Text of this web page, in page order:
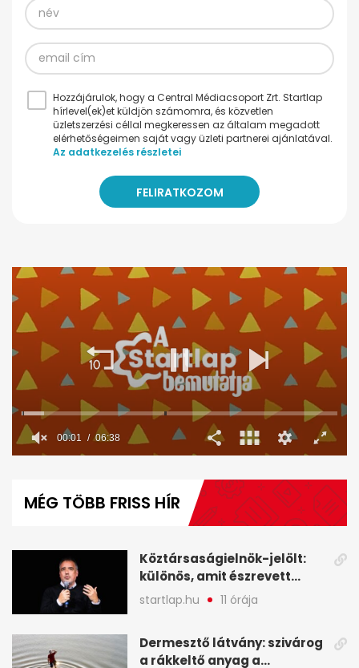
Hozzájárulok, hogy a Central Médiacsoport Zrt. Startlap
hírlevel(ek)et küldjön számomra, és közvetlen
üzletszerzési céllal megkeressen az általam megadott
elérhetőségeimen saját vagy üzleti partnerei ajánlatával.
Az adatkezelés részletei
minutes,
00:02 06:38
MÉG TÖBB FRISS HÍR
Köztársaságielnök-jelölt:
különös, amit észrevett
Török Gábor - A hét
legfontosabb hírei
startlap.hu 11 órája
Dermesztő látvány: szivárog
a rákkeltő anyag a